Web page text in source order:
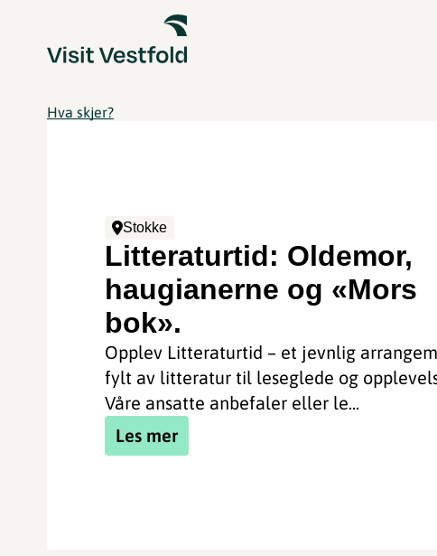
Hva skjer?
Stokke
Litteraturtid: Oldemor,
haugianerne og «Mors
bok».
Opplev Litteraturtid – et jevnlig
fylt av litteratur til leseglede og
Våre ansatte anbefaler eller le...
Les mer